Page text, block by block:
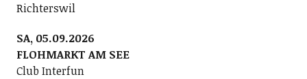
Richterswil
SA, 05.09.2026
FLOHMARKT AM SEE
Club Interfun